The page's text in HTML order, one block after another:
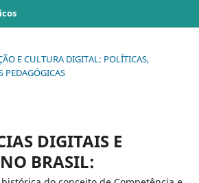
E CULTURA DIGITAL: POLÍTICAS,
PEDAGÓGICAS
DIGITAIS E
BRASIL: